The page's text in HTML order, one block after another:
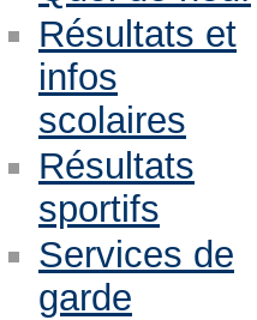
Résultats et
infos
scolaires
Résultats
sportifs
Services de
garde